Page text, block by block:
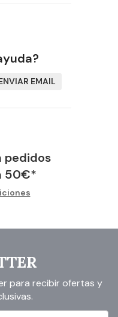
EMAIL
pedidos
50€*
para recibir ofertas y